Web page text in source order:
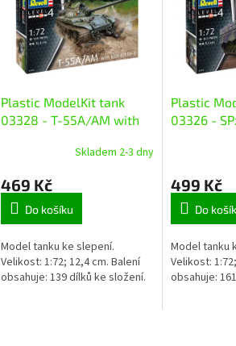
Plastic ModelKit tank
03328 - T-55A/AM with
Skladem 2-3 dny
469 Kč
Do košíku
Model tanku ke slepení.
Velikost: 1:72; 12,4 cm. Balení
obsahuje: 139 dílků ke složení.
Plastic
03326 -
499 Kč
Do
Model tanku
Velikost:
obsahuje: